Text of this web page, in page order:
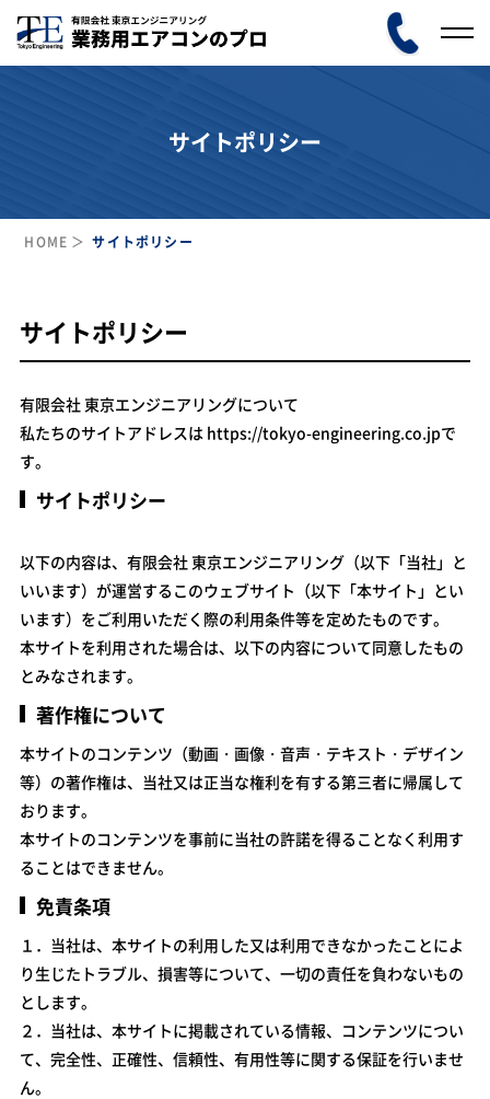
サイトポリシー
HOME サイトポリシー
サイトポリシー
有限会社 東京エンジニアリングについて
私たちのサイトアドレスは https://tokyo-engineering.co.jpで
す。
サイトポリシー
以下の内容は、有限会社 東京エンジニアリング（以下「当社」と
いいます）が運営するこのウェブサイト（以下「本サイト」とい
います）をご利用いただく際の利用条件等を定めたものです。
本サイトを利用された場合は、以下の内容について同意したもの
とみなされます。
著作権について
本サイトのコンテンツ（動画・画像・音声・テキスト・デザイン
等）の著作権は、当社又は正当な権利を有する第三者に帰属して
おります。
本サイトのコンテンツを事前に当社の許諾を得ることなく利用す
ることはできません。
免責条項
１．当社は、本サイトの利用した又は利用できなかったことによ
り生じたトラブル、損害等について、一切の責任を負わないもの
とします。
２．当社は、本サイトに掲載されている情報、コンテンツについ
て、完全性、正確性、信頼性、有用性等に関する保証を行いませ
ん。